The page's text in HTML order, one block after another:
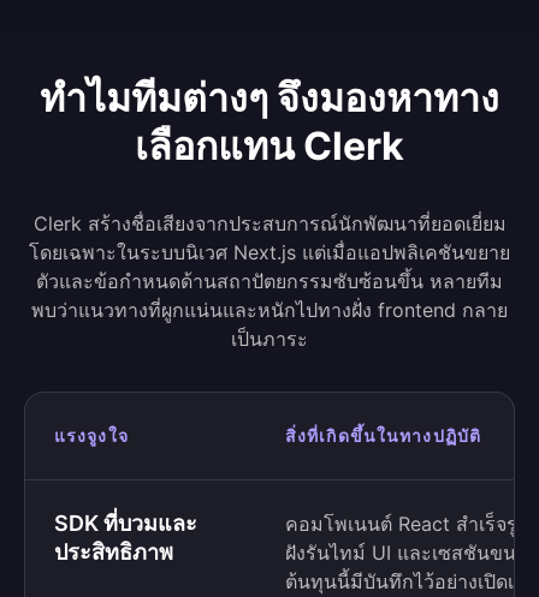
ทำไมทีมต่างๆ จึงมองหาทาง
เลือกแทน Clerk
Clerk สร้างชื่อเสียงจากประสบการณ์นักพัฒนาที่ยอดเยี่ยม
โดยเฉพาะในระบบนิเวศ Next.js แต่เมื่อแอปพลิเคชันขยาย
ตัวและข้อกำหนดด้านสถาปัตยกรรมซับซ้อนขึ้น หลายทีม
พบว่าแนวทางที่ผูกแน่นและหนักไปทางฝั่ง frontend กลาย
เป็นภาระ
แรงจูงใจ สิ่งที่เกิดขึ้นในทางปฏิบัติ
SDK ที่บวมและ
ประสิทธิภาพ
คอมโพเนนต์ React สำเร็จรู
ฝังรันไทม์ UI และเซสชันขน
ต้นทุนนี้มีบันทึกไว้อย่างเปิดเผ